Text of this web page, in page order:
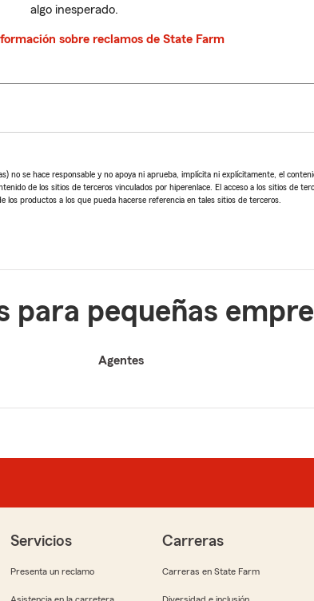
algo inesperado.
sobre reclamos de State Farm
se hace responsable y no apoya ni aprueba, implícita ni explícitamente, el
de los sitios de terceros vinculados por hiperenlace. El acceso a los sitios de
productos a los que pueda hacerse referencia en tales sitios de terceros.
para pequeñas
Agentes
Servicios
Presenta un reclamo
Carreras
Carreras en State Farm